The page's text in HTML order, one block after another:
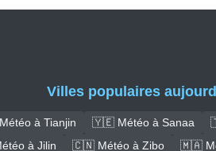
Villes populaires
à Tianjin 🇾🇪 Météo à Sanaa
à Jilin 🇨🇳 Météo à Zibo 🇲🇦